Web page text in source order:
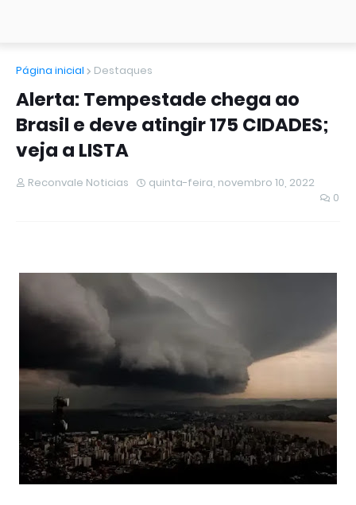
Página inicial Destaques
Alerta: Tempestade chega ao
Brasil e deve atingir 175 CIDADES;
veja a LISTA
Reconvale Noticias
quinta-feira, novembro 10, 2022
0